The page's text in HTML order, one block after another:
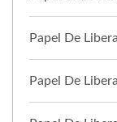
Papel De
Papel De